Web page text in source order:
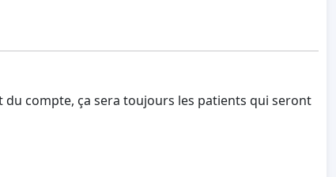
du compte, ça sera toujours les patients qui seront